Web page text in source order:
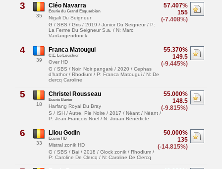
3
35
57.407%
155
(-7.408%)
Cléo Navarra
Ecurie du Grand Esquerbion
Nigali Du Seigneur
G / SBS / Gris / 2019 / Junior Du Seigneur / P:
La Ferme Du Seigneur S.a. / N: Marc
Vanlangendonck
4
39
55.370%
149.5
(-9.445%)
Franca Matougui
C.E. Le Louchier
Over HD
G / SBS / Noir, Noir pangaré / 2020 / Cephas
d’hathor / Rhodium / P: Franca Matougui / N: De
clercq Caroline
5
18
55.000%
148.5
(-9.815%)
Christel Rousseau
Ecurie Bavier
Harfang Royal Du Bray
S / ISH / Autre, Pie Noire / 2017 / Néant / Néant /
P: Jean-François Noel / N: Jouan Bénédicte
6
33
50.000%
135
(-14.815%)
Lilou Godin
Ecurie HD
Mistral zonik HD
G / SBS / Bai / 2018 / Glock zonik / Rhodium /
P: Caroline De Clercq / N: Caroline De Clercq